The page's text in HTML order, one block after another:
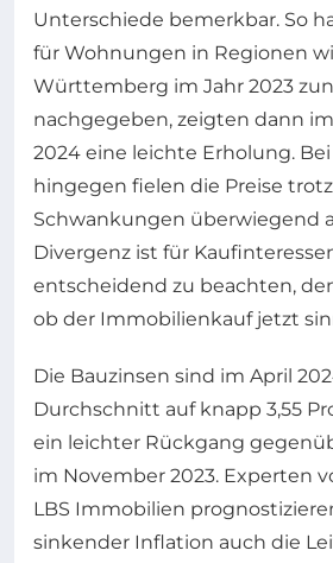
Unterschiede bemerkbar. So
für Wohnungen in Regionen
Württemberg im Jahr 2023
nachgegeben, zeigten dann
2024 eine leichte Erholung.
hingegen fielen die Preise
Schwankungen überwiegend
Divergenz ist für
entscheidend zu beachten,
ob der Immobilienkauf jetzt
Die Bauzinsen sind im April
Durchschnitt auf knapp 3,55
ein leichter Rückgang
im November 2023. Experten
LBS Immobilien
sinkender Inflation auch die